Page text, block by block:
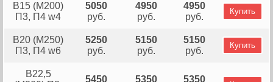
В15 (М200)
П3, П4 w4
5050
руб.
4950
руб.
4950
руб.
Купить
В20 (М250)
П3, П4 w6
5250
руб.
5150
руб.
5150
руб.
Купить
B22,5
5450
5350
5350